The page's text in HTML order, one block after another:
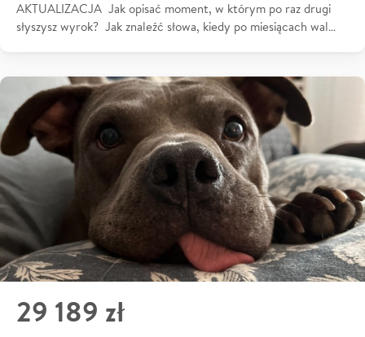
AKTUALIZACJA Jak opisać moment, w którym po raz drugi
słyszysz wyrok? Jak znaleźć słowa, kiedy po miesiącach wal…
29 189 zł